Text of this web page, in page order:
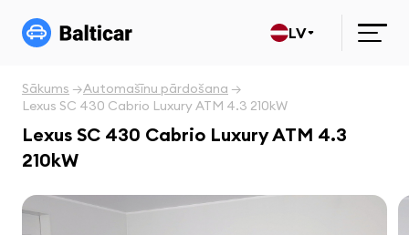
LV
Sākums
Automašīnu pārdošana
Lexus SC 430 Cabrio Luxury ATM 4.3 210kW
Lexus SC 430 Cabrio Luxury ATM 4.3
210kW